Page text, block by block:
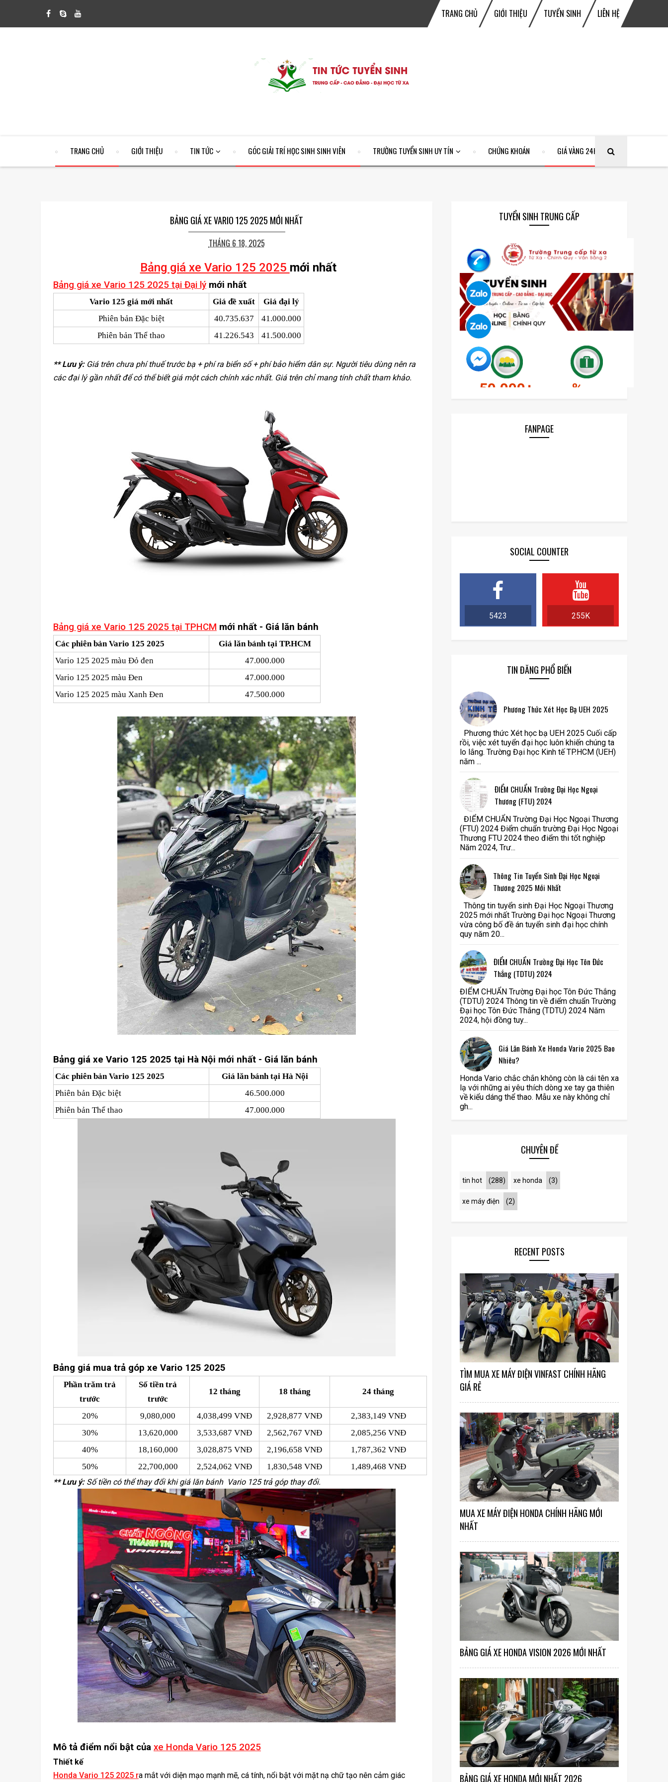
TRANG CHỦ GIỚI THIỆU TUYỂN SINH LIÊN HỆ
TRANG CHỦ GIỚI THIỆU TIN TỨC GÓC GIẢI TRÍ HỌC SINH SINH VIÊN TRƯỜNG TUYỂN SINH UY TÍN CHỨNG KHOÁN GIÁ VÀNG 24H
BẢNG GIÁ XE VARIO 125 2025 MỚI NHẤT
THÁNG 6 18, 2025
Bảng giá xe Vario 125 2025 mới nhất
Bảng giá xe Vario 125 2025 tại Đại lý mới nhất
Vario 125 giá mới nhất Giá đề xuất
Giá đại lý
Phiên bản Đặc biệt
40.735.637
41.000.000
Phiên bản Thể thao
41.226.543 41.500.000
** Lưu ý: Giá trên chưa phí thuế trước bạ + phí ra biển số + phí bảo hiểm dân sự. Người tiêu dùng nên ra
các đại lý gần nhất để có thể biết giá một cách chính xác nhất. Giá trên chỉ mang tính chất tham khảo.
Bảng giá xe Vario 125 2025 tại TPHCM mới nhất - Giá lăn bánh
Các phiên bản Vario 125 2025
Giá lăn bánh tại TP.HCM
Vario 125 2025 màu Đỏ đen
47.000.000
Vario 125 2025 màu Đen
47.000.000
Vario 125 2025 màu Xanh Đen
47.500.000
Bảng giá xe Vario 125 2025 tại Hà Nội mới nhất - Giá lăn bánh
Các phiên bản Vario 125 2025
Giá lăn bánh tại Hà Nội
Phiên bản Đặc biệt
46.500.000
Phiên bản Thể thao
47.000.000
Bảng giá mua trả góp xe Vario 125 2025
Phần trăm trả
trước
Số tiền trả
trước
12 tháng 18 tháng 24 tháng
20% 9,080,000 4,038,499 VNĐ 2,928,877 VNĐ
2,383,149 VNĐ
30%
13,620,000 3,533,687 VNĐ 2,562,767 VNĐ
2,085,256 VNĐ
40%
18,160,000 3,028,875 VNĐ 2,196,658 VNĐ
1,787,362 VNĐ
50%
22,700,000 2,524,062 VNĐ 1,830,548 VNĐ
1,489,468 VNĐ
** Lưu ý:Số tiền có thể thay đổi khi giá lăn bánh Vario 125 trả góp thay đổi.
Mô tả điểm nổi bật của xe Honda Vario 125 2025
Thiết kế
Honda Vario 125 2025 ra mắt với diện mạo mạnh mẽ, cá tính, nổi bật với mặt nạ chữ tạo nên cảm giác
TUYỂN SINH TRUNG CẤP
FANPAGE
SOCIAL COUNTER
5423 255K
TIN ĐĂNG PHỔ BIẾN
Phương Thức Xét Học Bạ UEH 2025
Phương thức Xét học bạ UEH 2025 Cuối cấp
rồi, việc xét tuyển đại học luôn khiến chúng ta
lo lắng. Trường Đại học Kinh tế TP.HCM (UEH)
năm ...
ĐIỂM CHUẨN Trường Đại Học Ngoại
Thương (FTU) 2024
ĐIỂM CHUẨN Trường Đại Học Ngoại Thương
(FTU) 2024 Điểm chuẩn trường Đại Học Ngoại
Thương FTU 2024 theo điểm thi tốt nghiệp
Năm 2024, Trư...
Thông Tin Tuyển Sinh Đại Học Ngoại
Thương 2025 Mới Nhất
Thông tin tuyển sinh Đại Học Ngoại Thương
2025 mới nhất Trường Đại học Ngoại Thương
vừa công bố đề án tuyển sinh đại học chính
quy năm 20...
ĐIỂM CHUẨN Trường Đại Học Tôn Đức
Thắng (TDTU) 2024
ĐIỂM CHUẨN Trường Đại học Tôn Đức Thắng
(TDTU) 2024 Thông tin về điểm chuẩn Trường
Đại học Tôn Đức Thắng (TDTU) 2024 Năm
2024, hội đồng tuy...
Giá Lăn Bánh Xe Honda Vario 2025 Bao
Nhiêu?
Honda Vario chắc chắn không còn là cái tên xa
lạ với những ai yêu thích dòng xe tay ga thiên
về kiểu dáng thể thao. Mẫu xe này không chỉ
gh...
CHUYÊN ĐỀ
tin hot (288) xe honda (3)
xe máy điện (2)
RECENT POSTS
TÌM MUA XE MÁY ĐIỆN VINFAST CHÍNH HÃNG
GIÁ RẺ
MUA XE MÁY ĐIỆN HONDA CHÍNH HÃNG MỚI
NHẤT
BẢNG GIÁ XE HONDA VISION 2026 MỚI NHẤT
BẢNG GIÁ XE HONDA MỚI NHẤT 2026